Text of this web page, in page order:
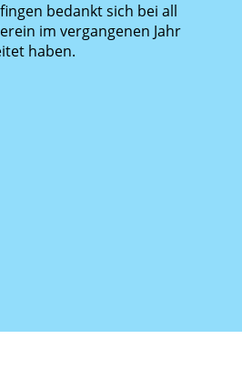
bedankt sich bei all
im vergangenen Jahr
haben.